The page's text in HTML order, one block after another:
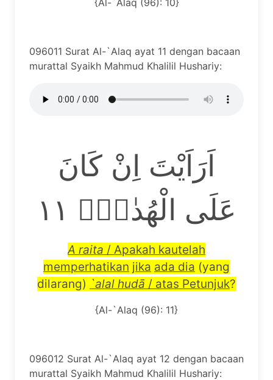
{Al-`Alaq (96): 10}
096011 Surat Al-`Alaq ayat 11 dengan bacaan
murattal Syaikh Mahmud Khalilil Hushariy:
اَرَاَيْتَ اِنْ كَانَ
عَلَى الْهُدٰىٓۙ ١١
A raita / Apakah kautelah
memperhatikan jika ada dia (yang
dilarang) `alal hudā / atas Petunjuk?
{Al-`Alaq (96): 11}
096012 Surat Al-`Alaq ayat 12 dengan bacaan
murattal Syaikh Mahmud Khalilil Hushariy: